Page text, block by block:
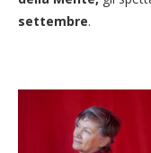
settembre.